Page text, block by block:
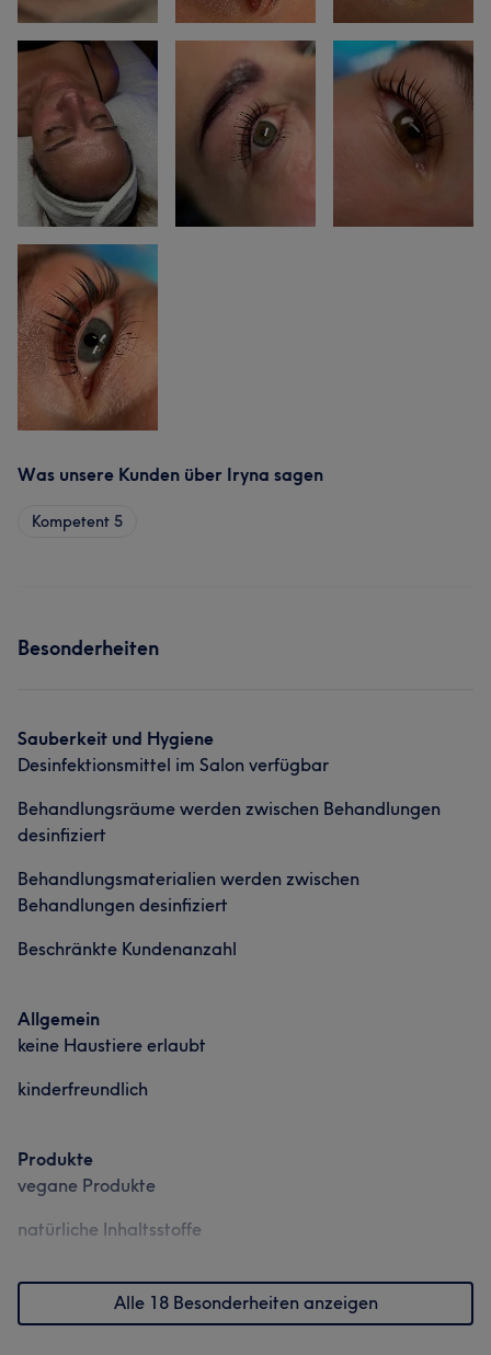
Was unsere Kunden über Iryna sagen
Kompetent 5
Besonderheiten
Sauberkeit und Hygiene
Desinfektionsmittel im Salon verfügbar
Behandlungsräume werden zwischen Behandlungen
desinfiziert
Behandlungsmaterialien werden zwischen
Behandlungen desinfiziert
Beschränkte Kundenanzahl
Allgemein
keine Haustiere erlaubt
kinderfreundlich
Produkte
vegane Produkte
natürliche Inhaltsstoffe
Alle 18 Besonderheiten anzeigen